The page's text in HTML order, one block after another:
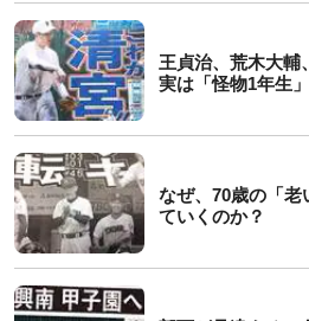
王貞治、荒木大輔
実は「怪物1年生
なぜ、70歳の「老
ていくのか？